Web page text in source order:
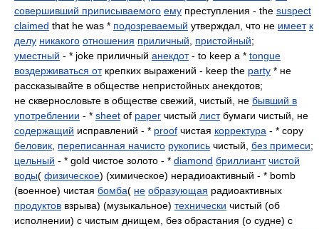
совершивший приписываемого ему преступления - the suspect
claimed that he was * подозреваемый утверждал, что не имеет к
делу никакого отношения приличный пристойный;
уместный - * joke приличный анекдот- to keep a * tongue
воздерживаться открепких выражений - keep the party * не
рассказывайте в обществе непристойных анекдотов;
не сквернословьте в обществе свежий, чистый, не бывший в
употреблении - * sheet of paper чистый листбумаги чистый, не
содержащий исправлений - * proof чистая корректура - * copy
беловик переписанная начисто рукопись чистый, без примеси;
цельный - * gold чистое золото - * diamond бриллиант чистой
воды( физическое) (химическое) нерадиоактивный - * bomb
(военное) чистая бомба( не образующая радиоактивных
продуктов взрыва) (музыкальное) технически чистый (об
исполнении) с чистым днищем, без обрастания (о судне) с